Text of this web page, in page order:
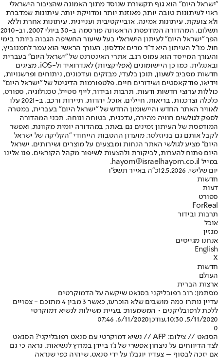
"ישראל היום" הוא גוף תקשורת שנוסד מתוך האמונה שהציבור הישראלי
ראוי לעיתונות טובה יותר, מאוזנת יותר ומדויקת יותר. עיתונות שמדברת
ולא צועקת. עיתונות אמינה, אובייקטיבית ועניינית. עיתונות אחרת וללא
תשלום. המהדורה המודפסת הראשונה פורסמה ב-30 ביולי 2007, וב-2010
הפך "ישראל היום" לעיתון הישראלי בעל שיעור החשיפה הגבוה ביותר בימי
חול. מו"ל העיתון היא ד"ר מרים אדלסון. העורך הראשי הוא עמר לחמנוביץ,
והעורך המייסד הוא עמוס רגב. אתרי האינטרנט של "ישראל היום" בעברית
ובאנגלית, כמו כן היישומונים (אפליקציות) לאנדרואיד ול-iOS, מציגים
חדשות מסביב לשעון, תוכן בלעדי, מבזקים ועדכונים, ניתוחים ופרשנויות,
וידיאו, פודקאסטים ושידורים חיים. פלטפורמות הדיגיטל של "ישראל היום"
כוללות ערוצי חדשות ודעות, תרבות ובידור, לייף סטייל, טכנולוגיה, ספורט,
כלכלה וצרכנות, בריאות, חיילים, אוכל, יהדות, תיירות ורכב. ב-2021 עלו
לאוויר האתר החדש והיישומון החדש של "ישראל היום" בעברית, במטרה
לספק לגולשים חוויה מהירה, עדכנית, בטוחה ונוחה. תכני המהדורה
המודפסת של העיתון זמינים גם באתר, במהדורה יומית מקוונת, ואפשר
לקבל אותם גם בניוזלטר. מועדון ההטבות הייחודי "הקליקה של ישראל
היום" מציע לגולשי האתר הנחות ומבצעים על מוצרים ושירותים. ישראל
היום פתוח להערות, לביקורת ולהצעות לשיפור מקהל הקוראים. פנו אלינו
במייל hayom@israelhayom.co.il.
יום שלישי, 12.5.2026
כ"ה באייר תשפ"ו
חדשות
דעות
ספורט
ForReal
תרבות ובידור
אוכל
מגזין
אנחנו מגייסים
English
X
חדשות
העולם
ארצות הברית
מסתמן: רוב רפובליקני בסנאט שיקשה על הדמוקרטים
עדיין נותרו כמה מושבים שלא הוכרעו, כאשר 3 מבין 4 מתוכם - צפויים
ללכת לרפובליקנים • המשמעות: בעיית משילות לנשיא דמוקרטי
5/11/2020, 10:30
,עודכן6/11/2020, 07:46
0
הסנאט // צילום: AFP // נשיא דמוקרטי עם סנאט רפובליקני? הסנאט
לצד הדיווחים על ניצחון אפשרי של ג'ו ביידן במרוץ לנשיאות, נראה כי גם
אם יזכה לבסוף – צעדיו יוגבלו על ידי סנאט, שיהיה כפי שנראה